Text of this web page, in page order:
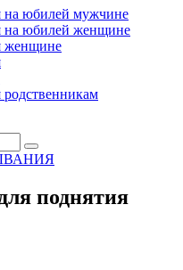
юбилей мужчине
на юбилей женщине
женщине
поднятия